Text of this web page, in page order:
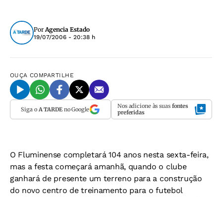
PorAgencia Estado
19/07/2006 - 20:38 h
OUÇA COMPARTILHE
Siga o A TARDEno Google Nos adicione às suas fontes
preferidas
O Fluminense completará 104 anos nesta sexta-feira,
mas a festa começará amanhã, quando o clube
ganhará de presente um terreno para a construção
do novo centro de treinamento para o futebol